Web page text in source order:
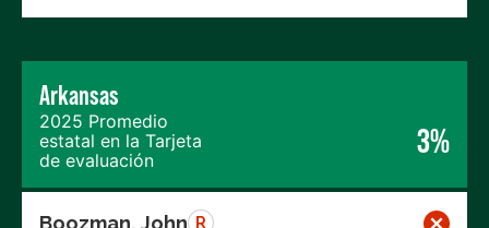
Arkansas
2025 Promedio
estatal en la Tarjeta
de evaluación
3%
Boozman, John R